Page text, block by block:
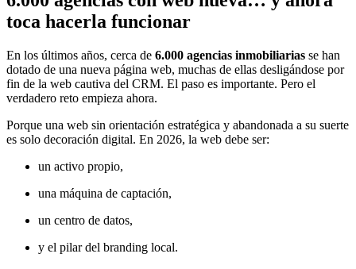
toca hacerla funcionar
En los últimos años, cerca de 6.000 agencias inmobiliarias se han
dotado de una nueva página web, muchas de ellas desligándose por
fin de la web cautiva del CRM. El paso es importante. Pero el
verdadero reto empieza ahora.
Porque una web sin orientación estratégica y abandonada a su suerte
es solo decoración digital. En 2026, la web debe ser:
un activo propio,
una máquina de captación,
un centro de datos,
y el pilar del branding local.